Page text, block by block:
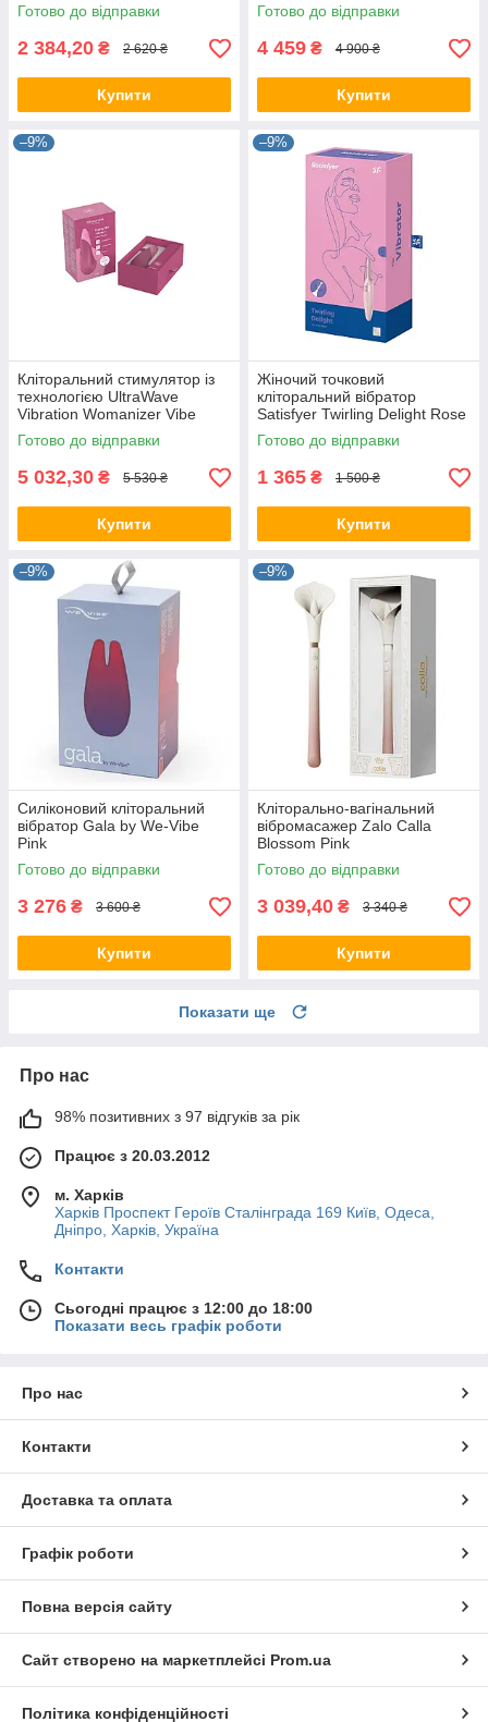
Готово до відправки
2 384,20 ₴ 2 620 ₴
Купити
Готово до відправки
4 459 ₴ 4 900 ₴
Купити
–9%
Кліторальний стимулятор із
технологією UltraWave
Vibration Womanizer Vibe
Dusky Pink
Готово до відправки
5 032,30 ₴ 5 530 ₴
Купити
–9%
Жіночий точковий
кліторальний вібратор
Satisfyer Twirling Delight Rose
Готово до відправки
1 365 ₴ 1 500 ₴
Купити
–9%
Силіконовий кліторальний
вібратор Gala by We-Vibe
Pink
Готово до відправки
3 276 ₴ 3 600 ₴
Купити
–9%
Кліторально-вагінальний
вібромасажер Zalo Calla
Blossom Pink
Готово до відправки
3 039,40 ₴ 3 340 ₴
Купити
Показати ще
Про нас
98% позитивних з 97 відгуків за рік
Працює з 20.03.2012
м. Харків
Харків Проспект Героїв Сталінграда 169 Київ, Одеса,
Дніпро, Харків, Україна
Контакти
Сьогодні працює з 12:00 до 18:00
Показати весь графік роботи
Про нас
Контакти
Доставка та оплата
Графік роботи
Повна версія сайту
Сайт створено на маркетплейсі Prom.ua
Політика конфіденційності